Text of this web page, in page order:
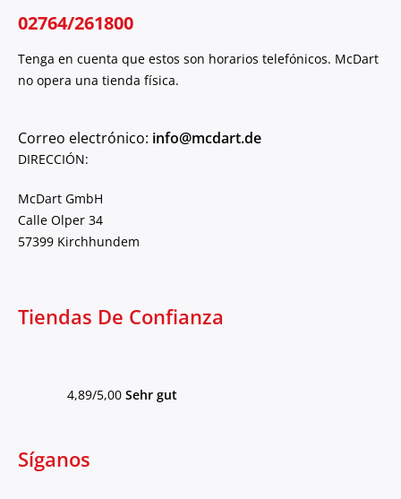
02764/261800
Tenga en cuenta que estos son horarios telefónicos. McDart
no opera una tienda física.
Correo electrónico: info@mcdart.de
DIRECCIÓN:
McDart GmbH
Calle Olper 34
57399 Kirchhundem
Tiendas De Confianza
4,89/5,00 Sehr gut
Síganos